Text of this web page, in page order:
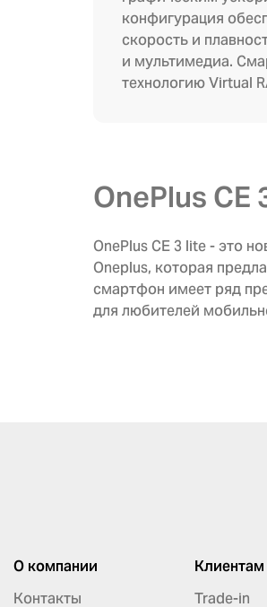
конфигурация
скорость и
и мультимедиа.
технологию Virtual
OnePlus CE
OnePlus CE 3 lite - это
Oneplus, которая
смартфон имеет ряд
для любителей
О компании
Контакты
Клиентам
Trade-in